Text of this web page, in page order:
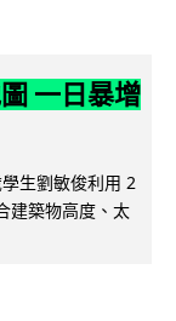
一日暴增
生劉敏俊利用 2
建築物高度、太